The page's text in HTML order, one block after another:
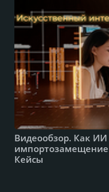
Видеообзор. Как
импортозамещение
Кейсы